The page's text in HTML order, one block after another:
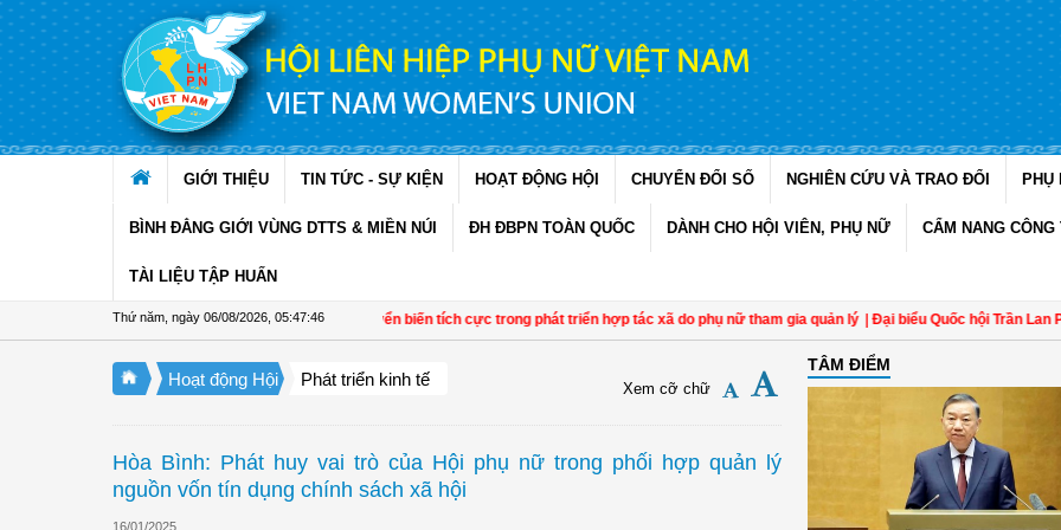
Truy cập nội dung luôn
GIỚI THIỆU TIN TỨC - SỰ KIỆN HOẠT ĐỘNG HỘI CHUYỂN ĐỔI SỐ NGHIÊN CỨU VÀ TRAO ĐỔI PHỤ
BÌNH ĐẲNG GIỚI VÙNG DTTS & MIỀN NÚI ĐH ĐBPN TOÀN QUỐC DÀNH CHO HỘI VIÊN, PHỤ NỮ CẨM NANG CÔNG
TÀI LIỆU TẬP HUẤN
Thứ năm, ngày 06/08/2026 05:47:46
Đề án 01 tạo chuyển biến tích cực trong phát triển hợp tác xã do phụ nữ tham gia quản lý | Đại biểu Quốc hội Trần Lan
Hoạt động Hội Phát triển kinh tế Xem cỡ chữ
Hòa Bình: Phát huy vai trò của Hội phụ nữ trong phối hợp quản lý
nguồn vốn tín dụng chính sách xã hội
16/01/2025
TÂM ĐIỂM